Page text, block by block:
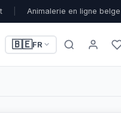
Animalerie en ligne belge
🇧🇪FR